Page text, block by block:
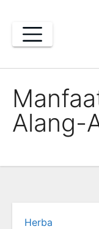
content
Alang-
Herba